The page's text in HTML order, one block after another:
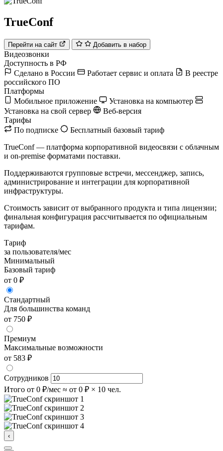
TrueConf
Перейти на сайт Добавить в набор
Видеозвонки
Доступность в РФ
Сделано в России
Работает сервис и оплата
В реестре
российского ПО
Платформы
Мобильное приложение
Установка на компьютер
Установка на свой сервер
Веб-версия
Тарифы
По подписке
Бесплатный базовый тариф
TrueConf — платформа корпоративной видеосвязи с облачным
и on-premise форматами поставки.
Поддерживаются групповые встречи, мессенджер, запись,
администрирование и интеграции для корпоративной
инфраструктуры.
Стоимость зависит от выбранного продукта и типа лицензии;
финальная конфигурация рассчитывается по официальным
тарифам.
Тариф
за пользователя/мес
Минимальный
Базовый тариф
от 0 ₽
Стандартный
Для большинства команд
от 750 ₽
Премиум
Максимальные возможности
от 583 ₽
Сотрудников
Итого от 0 ₽/мес ≈ от 0 ₽ × 10 чел.
‹